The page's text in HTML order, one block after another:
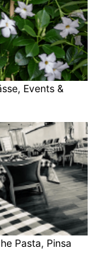
Events &
Pasta, Pinsa